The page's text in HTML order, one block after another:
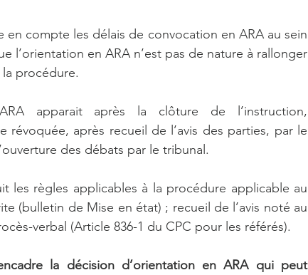
compte les délais de convocation en ARA au sein
l’orientation en ARA n’est pas de nature à rallonger
procédure.
apparait après la clôture de l’instruction,
révoquée, après recueil de l’avis des parties, par le
des débats par le tribunal.
les règles applicables à la procédure applicable au
(bulletin de Mise en état) ; recueil de l’avis noté au
verbal (Article 836-1 du CPC pour les référés).
la décision d’orientation en ARA qui peut